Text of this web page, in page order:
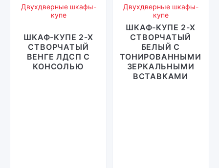
Двухдверные шкафы-
купе
ШКАФ-КУПЕ 2-Х
СТВОРЧАТЫЙ
ВЕНГЕ ЛДСП С
КОНСОЛЬЮ
Двухдверные шкафы-
купе
ШКАФ-КУПЕ 2-Х
СТВОРЧАТЫЙ
БЕЛЫЙ С
ТОНИРОВАННЫМИ
ЗЕРКАЛЬНЫМИ
ВСТАВКАМИ